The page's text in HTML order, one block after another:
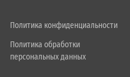
Политика конфиденциальности
Политика обработки
персональных данных